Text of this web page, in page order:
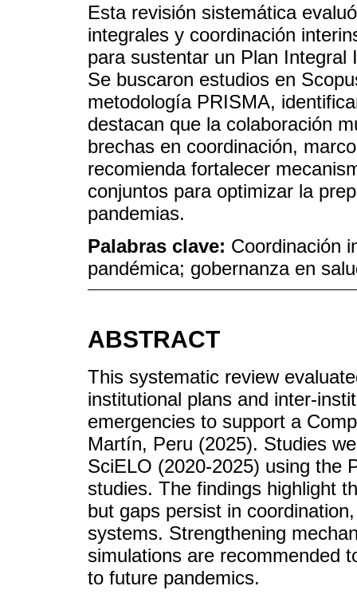
Esta revisión sistemática
integrales y coordinación
para sustentar un Plan
Se buscaron estudios en
metodología PRISMA,
destacan que la colaboración
brechas en coordinación,
recomienda fortalecer
conjuntos para optimizar la
pandemias.
Palabras clave: Coordinación
pandémica; gobernanza en
ABSTRACT
This systematic review
institutional plans and inter-
emergencies to support a
Martín, Peru (2025). Studies
SciELO (2020-2025) using the
studies. The findings highlight
but gaps persist in
systems. Strengthening
simulations are recommended
to future pandemics.